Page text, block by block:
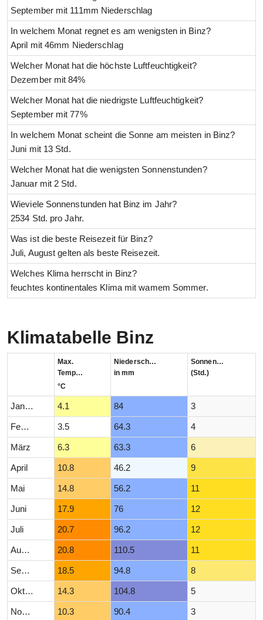
September mit 111mm Niederschlag
In welchem Monat regnet es am wenigsten in Binz?
April mit 46mm Niederschlag
Welcher Monat hat die höchste Luftfeuchtigkeit?
Dezember mit 84%
Welcher Monat hat die niedrigste Luftfeuchtigkeit?
September mit 77%
In welchem Monat scheint die Sonne am meisten in Binz?
Juni mit 13 Std.
Welcher Monat hat die wenigsten Sonnenstunden?
Januar mit 2 Std.
Wieviele Sonnenstunden hat Binz im Jahr?
2534 Std. pro Jahr.
Was ist die beste Reisezeit für Binz?
Juli, August gelten als beste Reisezeit.
Welches Klima herrscht in Binz?
feuchtes kontinentales Klima mit wamem Sommer.
Klimatabelle Binz
Max.
Temperatur
°C
Niederschlag
in mm
Sonnenstunden
(Std.)
Januar 4.1 84 3
Februar 3.5 64.3 4
März 6.3 63.3 6
April 10.8 46.2 9
Mai 14.8 56.2 11
Juni 17.9 76 12
Juli 20.7 96.2 12
August 20.8 110.5 11
September 18.5 94.8 8
Oktober 14.3 104.8 5
November 10.3 90.4 3